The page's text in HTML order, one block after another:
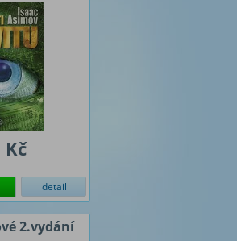
Kč
detail
2.vydání